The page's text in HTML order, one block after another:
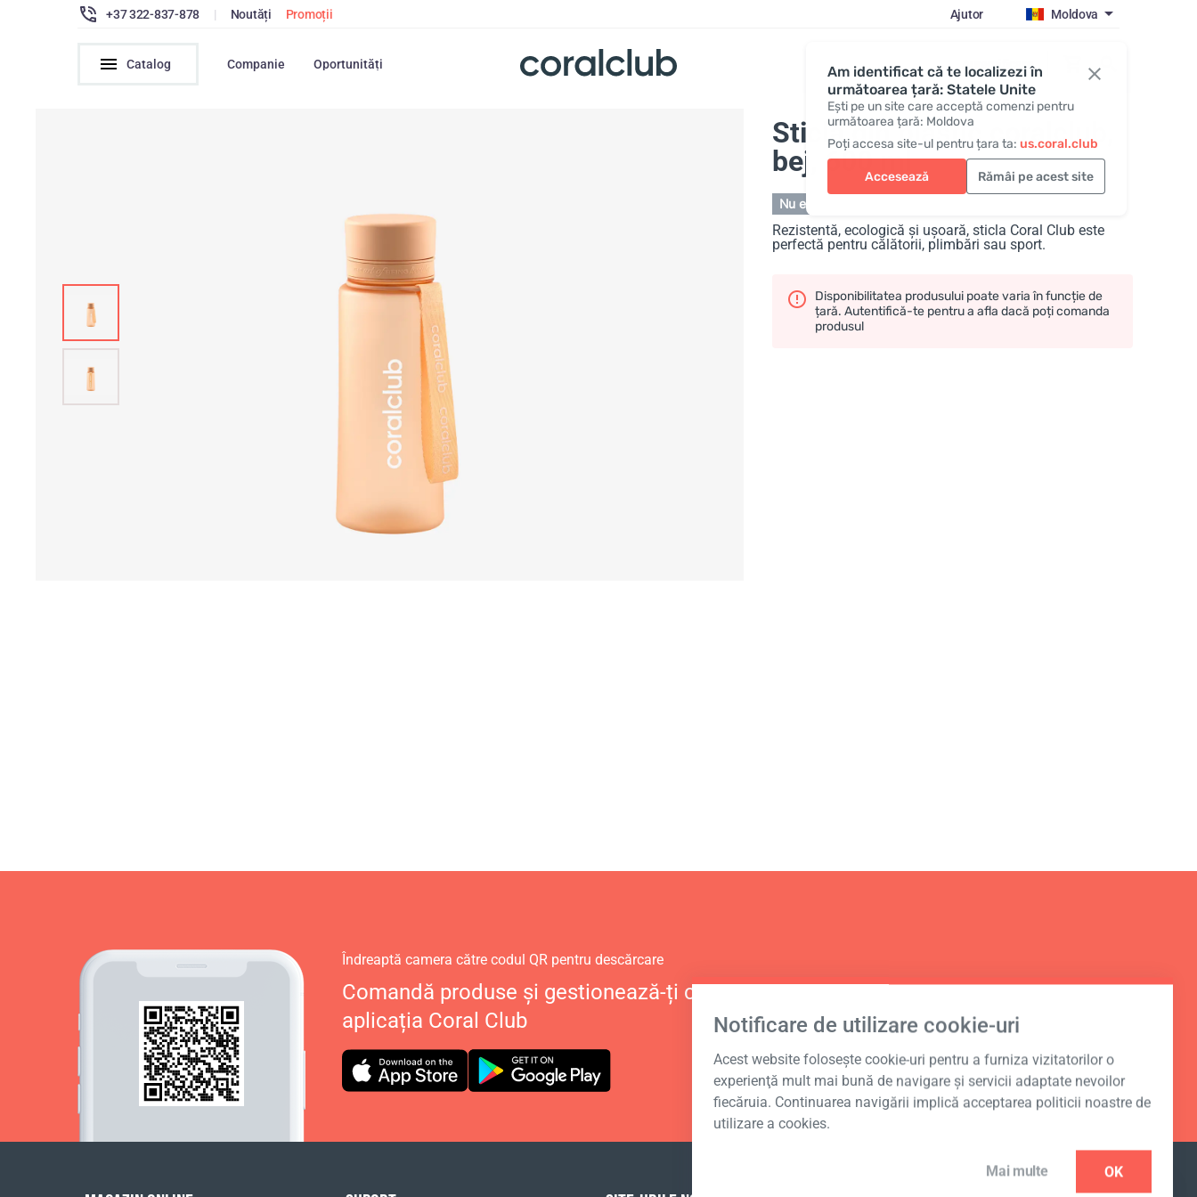
Am identificat că te localizezi în
următoarea țară: Statele Unite
Ești pe un site care acceptă comenzi pentru
următoarea țară: Moldova
Poți accesa site-ul pentru țara ta: us.coral.club
Accesează Rămâi pe acest site
+37 322-837-878 | Noutăți Promoții Ajutor Moldova
Catalog Companie Oportunități Autentificare
Sticlă din plastic coralclub,
bej
, 600 ml
Nu este pe stoc
Rezistentă, ecologică și ușoară, sticla Coral Club este
perfectă pentru călătorii, plimbări sau sport.
Disponibilitatea produsului poate varia în funcție de
țară. Autentifică-te pentru a afla dacă poți comanda
produsul
Notificare de utilizare cookie-uri
Acest website foloseşte cookie-uri pentru a furniza vizitatorilor o
experienţă mult mai bună de navigare şi servicii adaptate nevoilor
fiecăruia. Continuarea navigării implică acceptarea politicii noastre de
utilizare a cookies.
Mai multe OK
Îndreaptă camera către codul QR pentru descărcare
Comandă produse și gestionează-ți contul personal în
aplicația Coral Club